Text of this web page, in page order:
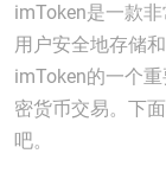
imToken是一款
用户安全地存储
imToken的一个
密货币交易。下
吧。